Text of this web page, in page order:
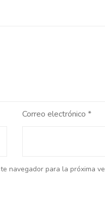
Correo electrónico *
navegador para la próxima